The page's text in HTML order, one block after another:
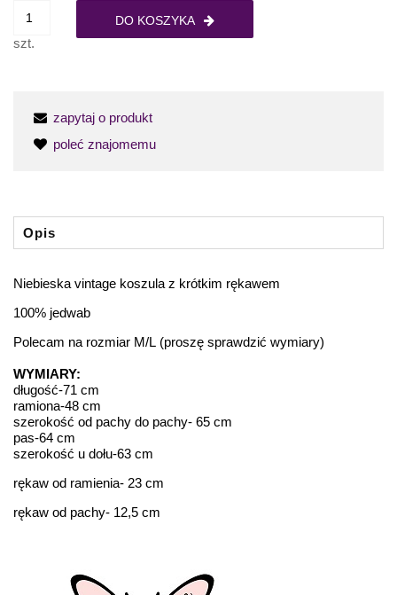
szt.
DO KOSZYKA
zapytaj o produkt
poleć znajomemu
Opis
Niebieska vintage koszula z krótkim rękawem
100% jedwab
Polecam na rozmiar M/L (proszę sprawdzić wymiary)
WYMIARY:
długość-71 cm
ramiona-48 cm
szerokość od pachy do pachy- 65 cm
pas-64 cm
szerokość u dołu-63 cm
rękaw od ramienia- 23 cm
rękaw od pachy- 12,5 cm